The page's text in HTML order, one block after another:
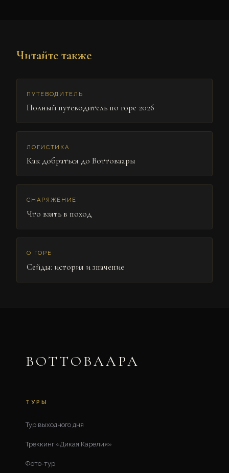
Читайте также
ПУТЕВОДИТЕЛЬ
Полный путеводитель по горе 2026
ЛОГИСТИКА
Как добраться до Воттоваары
СНАРЯЖЕНИЕ
Что взять в поход
О ГОРЕ
Сейды: история и значение
ВОТТОВААРА
ТУРЫ
Тур выходного дня
Треккинг «Дикая Карелия»
Фото-тур